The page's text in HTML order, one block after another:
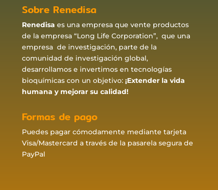
Sobre Renedisa
Renedisa es una empresa que vente productos
de la empresa “Long Life Corporation”, que una
empresa de investigación, parte de la
comunidad de investigación global,
desarrollamos e invertimos en tecnologías
bioquímicas con un objetivo: ¡Extender la vida
humana y mejorar su calidad!
Formas de pago
Puedes pagar cómodamente mediante tarjeta
Visa/Mastercard a través de la pasarela segura de
PayPal